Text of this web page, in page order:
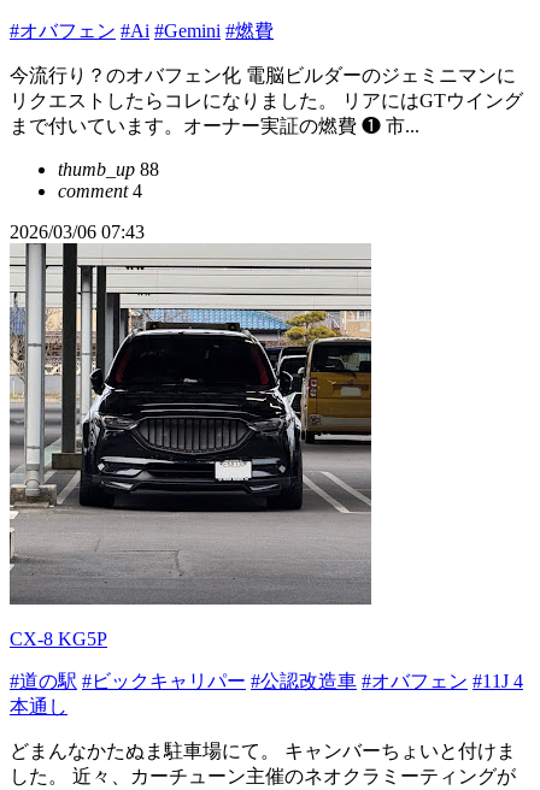
#オバフェン #Ai #Gemini #燃費
今流行り？のオバフェン化 電脳ビルダーのジェミニマンに
リクエストしたらコレになりました。 リアにはGTウイング
まで付いています。オーナー実証の燃費 ❶ 市...
thumb_up 88
comment4
2026/03/06 07:43
CX-8 KG5P
#道の駅 #ビックキャリパー #公認改造車 #オバフェン #11J 4
本通し
どまんなかたぬま駐車場にて。 キャンバーちょいと付けま
した。 近々、カーチューン主催のネオクラミーティングが